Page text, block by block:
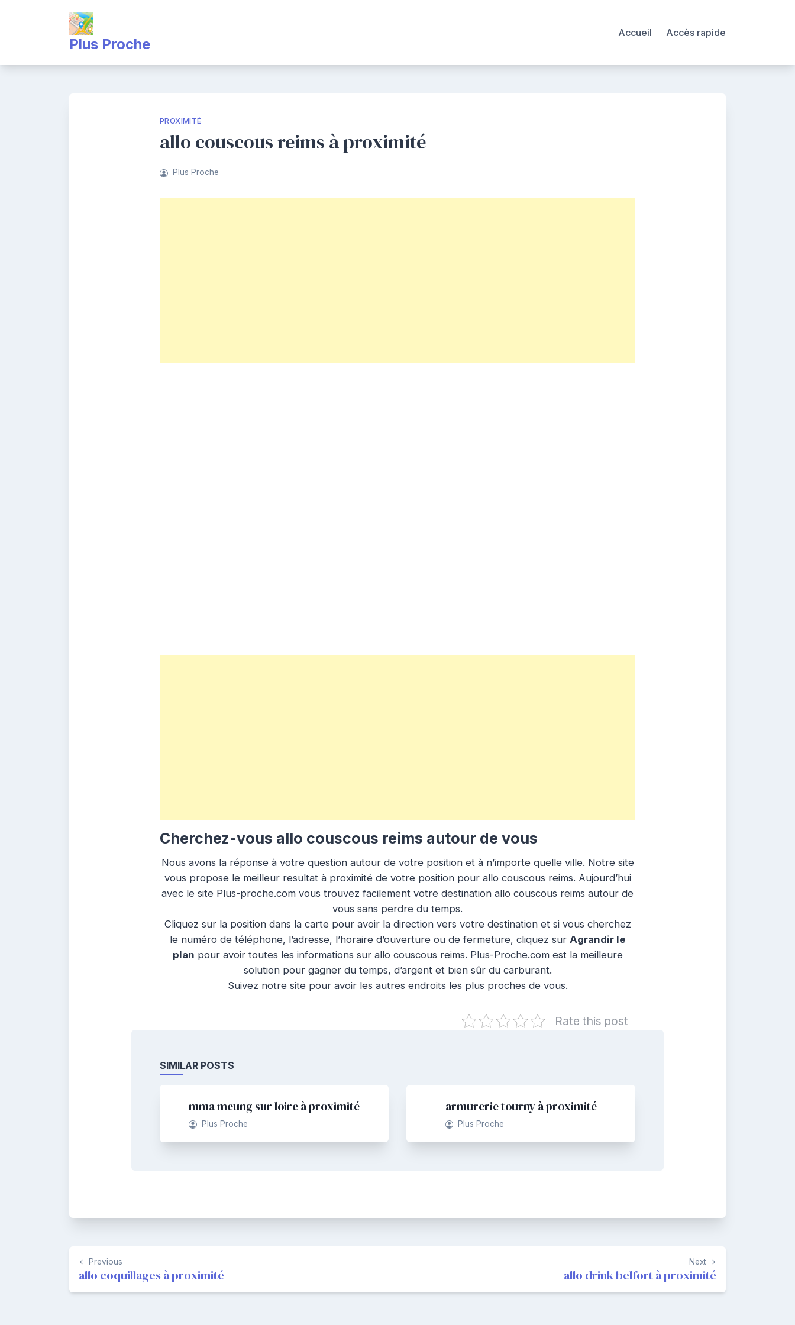
Plus Proche
Accueil Accès rapide
PROXIMITÉ
allo couscous reims à proximité
Plus Proche
Cherchez-vous allo couscous reims autour de vous
Nous avons la réponse à votre question autour de votre position et à n’importe quelle ville. Notre site
vous propose le meilleur resultat à proximité de votre position pour allo couscous reims. Aujourd’hui
avec le site Plus-proche.com vous trouvez facilement votre destination allo couscous reims autour de
vous sans perdre du temps.
Cliquez sur la position dans la carte pour avoir la direction vers votre destination et si vous cherchez
le numéro de téléphone, l’adresse, l’horaire d’ouverture ou de fermeture, cliquez sur Agrandir le
plan pour avoir toutes les informations sur allo couscous reims. Plus-Proche.com est la meilleure
solution pour gagner du temps, d’argent et bien sûr du carburant.
Suivez notre site pour avoir les autres endroits les plus proches de vous.
Rate this post
SIMILAR POSTS
mma meung sur loire à proximité
Plus Proche
armurerie tourny à proximité
Plus Proche
Navigation
de
l’article
Previous
allo coquillages à proximité
Next
allo drink belfort à proximité